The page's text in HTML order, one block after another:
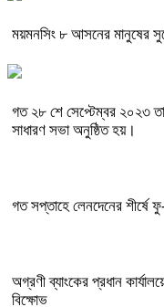
ময়মনসিং ৮ আসনের মানুষের
গত ২৮ শে সেপ্টেম্বর ২০২৩
সাধারণ সভা অনুষ্ঠিত হয়।
গত সপ্তাহে লেনদেনের শীর্ষে
অগ্রণী ব্যাংকের প্রধান
বিক্ষোভ